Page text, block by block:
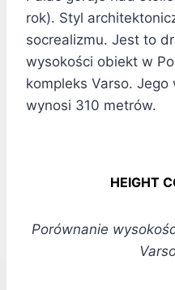
rok). Styl
socrealizmu. Jest to
wysokości obiekt w
kompleks Varso. Jego
wynosi 310 metrów.
HEIGHT
Porównanie